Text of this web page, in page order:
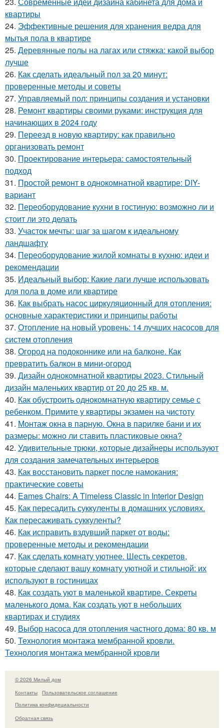
квартиры
24. Эффективные решения для хранения ведра для
мытья пола в квартире
25. Деревянные полы на лагах или стяжка: какой выбор
лучше
26. Как сделать идеальный пол за 20 минут:
проверенные методы и советы
27. Управляемый пол: принципы создания и установки
28. Ремонт квартиры своими руками: инструкция для
начинающих в 2024 году
29. Переезд в новую квартиру: как правильно
организовать ремонт
30. Проектирование интерьера: самостоятельный
подход
31. Простой ремонт в однокомнатной квартире: DIY-
вариант
32. Переоборудование кухни в гостиную: возможно ли и
стоит ли это делать
33. Участок мечты: шаг за шагом к идеальному
ландшафту
34. Переоборудование жилой комнаты в кухню: идеи и
рекомендации
35. Идеальный выбор: Какие лаги лучше использовать
для пола в доме или квартире
36. Как выбрать насос циркуляционный для отопления:
основные характеристики и принципы работы
37. Отопление на новый уровень: 14 лучших насосов для
систем отопления
38. Огород на подоконнике или на балконе. Как
превратить балкон в мини-огород
39. Дизайн однокомнатной квартиры 2023. Стильный
дизайн маленьких квартир от 20 до 25 кв. м.
40. Как обустроить однокомнатную квартиру семье с
ребенком. Примите у квартиры экзамен на чистоту
41. Монтаж окна в парную. Окна в парилке бани и их
размеры: можно ли ставить пластиковые окна?
42. Удивительные трюки, которые дизайнеры используют
для создания замечательных интерьеров
43. Как восстановить паркет после намокания:
практические советы
44. Eames Chairs: A Timeless Classic in Interior Design
45. Как пересадить суккуленты в домашних условиях.
Как пересаживать суккуленты?
46. Как исправить вздувший паркет от воды:
проверенные методы и рекомендации
47. Как сделать комнату уютнее. Шесть секретов,
которые сделают вашу комнату уютной и стильной: их
используют в гостиницах
48. Как создать уют в маленькой квартире. Секреты
маленького дома. Как создать уют в небольших
квартирах и студиях
49. Выбор насоса для отопления частного дома: 80 кв. м
50. Технология монтажа мембранной кровли.
Технология монтажа мембранной кровли
© 2026 Милый дом
Контакты
Пользовательское соглашение
Политика конфидециальности
Обратная связь